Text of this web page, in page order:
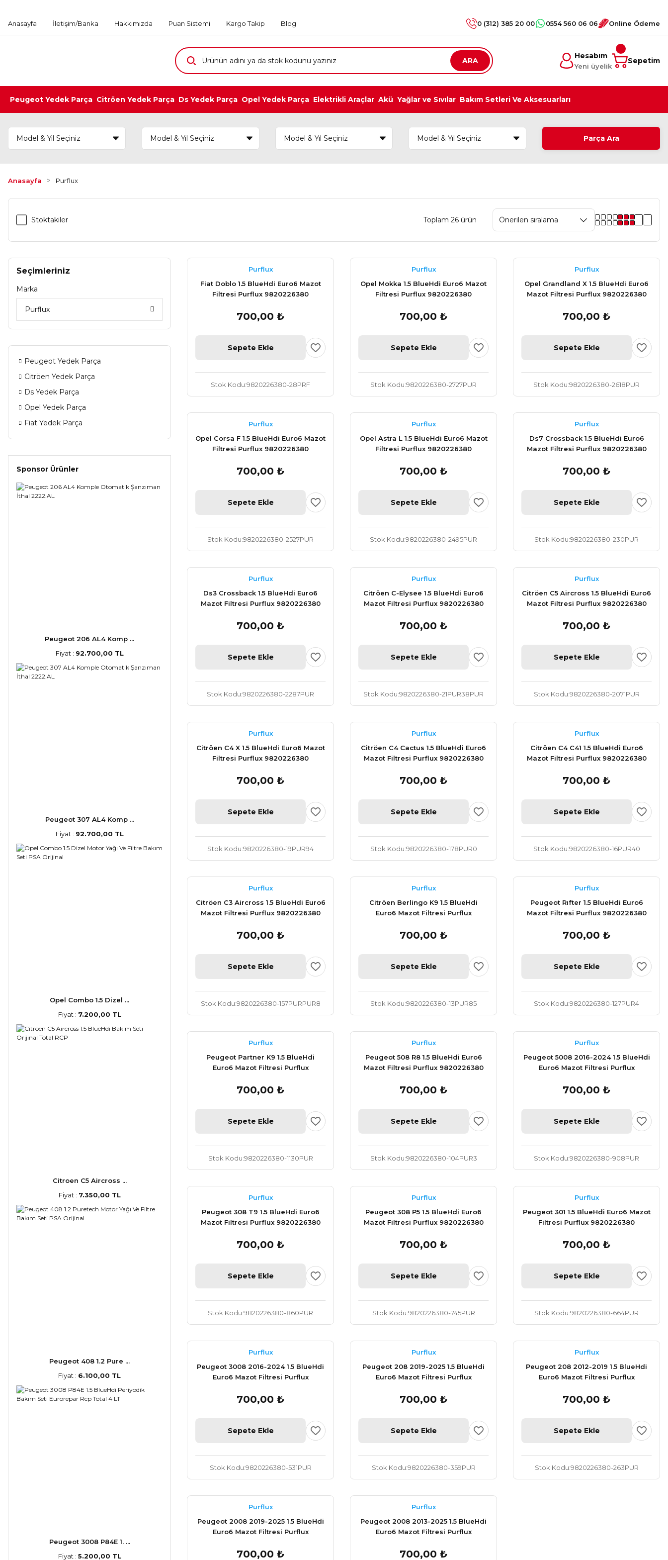
Anasayfa İletişim/Banka Hakkımızda Puan Sistemi Kargo Takip Blog 0 (312) 385 20 00 0554 560 06 06 Online Ödeme
ARA
Hesabım
Yeni üyelik
Sepetim
Peugeot Yedek Parça Citröen Yedek Parça Ds Yedek Parça Opel Yedek Parça Elektrikli Araçlar Akü Yağlar ve Sıvılar Bakım Setleri Ve Aksesuarları
Parça Ara
Anasayfa Purflux
Stoktakiler Toplam 26 ürün
Seçimleriniz
Marka
Purflux
Peugeot Yedek Parça
Citröen Yedek Parça
Ds Yedek Parça
Opel Yedek Parça
Fiat Yedek Parça
Sponsor Ürünler
Peugeot 206 AL4 Komp ...
Fiyat : 92.700,00 TL
Peugeot 307 AL4 Komp ...
Fiyat : 92.700,00 TL
Opel Combo 1.5 Dizel ...
Fiyat : 7.200,00 TL
Citroen C5 Aircross ...
Fiyat : 7.350,00 TL
Peugeot 408 1.2 Pure ...
Fiyat : 6.100,00 TL
Peugeot 3008 P84E 1. ...
Fiyat : 5.200,00 TL
Purflux
Fiat Doblo 1.5 BlueHdi Euro6 Mazot
Filtresi Purflux 9820226380
700,00 ₺
Sepete Ekle
Stok Kodu 9820226380-28PRF
Purflux
Opel Mokka 1.5 BlueHdi Euro6 Mazot
Filtresi Purflux 9820226380
700,00 ₺
Sepete Ekle
Stok Kodu 9820226380-2727PUR
Purflux
Opel Grandland X 1.5 BlueHdi Euro6
Mazot Filtresi Purflux 9820226380
700,00 ₺
Sepete Ekle
Stok Kodu 9820226380-2618PUR
Purflux
Opel Corsa F 1.5 BlueHdi Euro6 Mazot
Filtresi Purflux 9820226380
700,00 ₺
Sepete Ekle
Stok Kodu 9820226380-2527PUR
Purflux
Opel Astra L 1.5 BlueHdi Euro6 Mazot
Filtresi Purflux 9820226380
700,00 ₺
Sepete Ekle
Stok Kodu 9820226380-2495PUR
Purflux
Ds7 Crossback 1.5 BlueHdi Euro6
Mazot Filtresi Purflux 9820226380
700,00 ₺
Sepete Ekle
Stok Kodu 9820226380-230PUR
Purflux
Ds3 Crossback 1.5 BlueHdi Euro6
Mazot Filtresi Purflux 9820226380
700,00 ₺
Sepete Ekle
Stok Kodu 9820226380-2287PUR
Purflux
Citröen C-Elysee 1.5 BlueHdi Euro6
Mazot Filtresi Purflux 9820226380
700,00 ₺
Sepete Ekle
Stok Kodu 9820226380-21PUR38PUR
Purflux
Citröen C5 Aircross 1.5 BlueHdi Euro6
Mazot Filtresi Purflux 9820226380
700,00 ₺
Sepete Ekle
Stok Kodu 9820226380-2071PUR
Purflux
Citröen C4 X 1.5 BlueHdi Euro6 Mazot
Filtresi Purflux 9820226380
700,00 ₺
Sepete Ekle
Stok Kodu 9820226380-19PUR94
Purflux
Citröen C4 Cactus 1.5 BlueHdi Euro6
Mazot Filtresi Purflux 9820226380
700,00 ₺
Sepete Ekle
Stok Kodu 9820226380-178PUR0
Purflux
Citröen C4 C41 1.5 BlueHdi Euro6
Mazot Filtresi Purflux 9820226380
700,00 ₺
Sepete Ekle
Stok Kodu 9820226380-16PUR40
Purflux
Citröen C3 Aircross 1.5 BlueHdi Euro6
Mazot Filtresi Purflux 9820226380
700,00 ₺
Sepete Ekle
Stok Kodu 9820226380-157PURPUR8
Purflux
Citröen Berlingo K9 1.5 BlueHdi
Euro6 Mazot Filtresi Purflux
700,00 ₺
Sepete Ekle
Stok Kodu 9820226380-13PUR85
Purflux
Peugeot Rıfter 1.5 BlueHdi Euro6
Mazot Filtresi Purflux 9820226380
700,00 ₺
Sepete Ekle
Stok Kodu 9820226380-127PUR4
Purflux
Peugeot Partner K9 1.5 BlueHdi
Euro6 Mazot Filtresi Purflux
700,00 ₺
Sepete Ekle
Stok Kodu 9820226380-1130PUR
Purflux
Peugeot 508 R8 1.5 BlueHdi Euro6
Mazot Filtresi Purflux 9820226380
700,00 ₺
Sepete Ekle
Stok Kodu 9820226380-104PUR3
Purflux
Peugeot 5008 2016-2024 1.5 BlueHdi
Euro6 Mazot Filtresi Purflux
700,00 ₺
Sepete Ekle
Stok Kodu 9820226380-908PUR
Purflux
Peugeot 308 T9 1.5 BlueHdi Euro6
Mazot Filtresi Purflux 9820226380
700,00 ₺
Sepete Ekle
Stok Kodu 9820226380-860PUR
Purflux
Peugeot 308 P5 1.5 BlueHdi Euro6
Mazot Filtresi Purflux 9820226380
700,00 ₺
Sepete Ekle
Stok Kodu 9820226380-745PUR
Purflux
Peugeot 301 1.5 BlueHdi Euro6 Mazot
Filtresi Purflux 9820226380
700,00 ₺
Sepete Ekle
Stok Kodu 9820226380-664PUR
Purflux
Peugeot 3008 2016-2024 1.5 BlueHdi
Euro6 Mazot Filtresi Purflux
700,00 ₺
Sepete Ekle
Stok Kodu 9820226380-531PUR
Purflux
Peugeot 208 2019-2025 1.5 BlueHdi
Euro6 Mazot Filtresi Purflux
700,00 ₺
Sepete Ekle
Stok Kodu 9820226380-359PUR
Purflux
Peugeot 208 2012-2019 1.5 BlueHdi
Euro6 Mazot Filtresi Purflux
700,00 ₺
Sepete Ekle
Stok Kodu 9820226380-263PUR
Purflux
Peugeot 2008 2019-2025 1.5 BlueHdi
Euro6 Mazot Filtresi Purflux
700,00 ₺
Purflux
Peugeot 2008 2013-2025 1.5 BlueHdi
Euro6 Mazot Filtresi Purflux
700,00 ₺